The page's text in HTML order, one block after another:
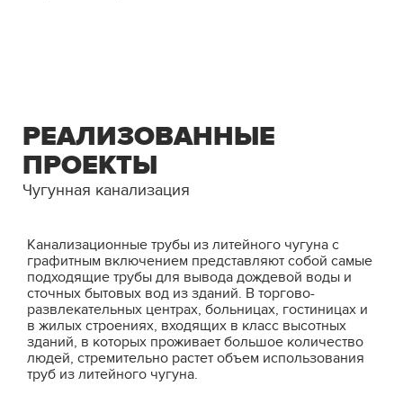
РЕАЛИЗОВАННЫЕ
ПРОЕКТЫ
Чугунная канализация
Канализационные трубы из литейного чугуна с
графитным включением представляют собой самые
подходящие трубы для вывода дождевой воды и
сточных бытовых вод из зданий. В торгово-
развлекательных центрах, больницах, гостиницах и
в жилых строениях, входящих в класс высотных
зданий, в которых проживает большое количество
людей, стремительно растет объем использования
труб из литейного чугуна.